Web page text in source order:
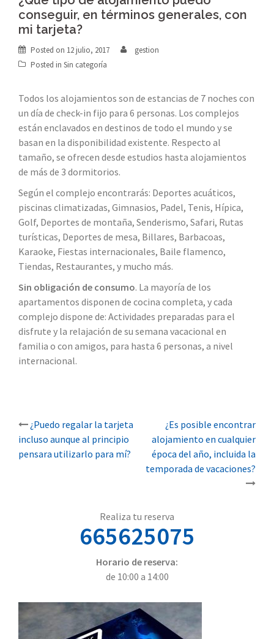
conseguir, en términos generales, con
mi tarjeta?
Posted on 12 julio, 2017
gestion
Posted in Sin categoría
Todos los alojamientos son de estancias de 7 noches con
un día de check-in fijo para 6 personas. Los complejos
están enclavados en destinos de todo el mundo y se
basan en la disponibilidad existente. Respecto al
tamaño, se ofrecen desde estudios hasta alojamientos
de más de 3 dormitorios.
Según el complejo encontrarás: Deportes acuáticos,
piscinas climatizadas, Gimnasios, Padel, Tenis, Hípica,
Golf, Deportes de montaña, Senderismo, Safari, Rutas
turísticas, Deportes de mesa, Billares, Barbacoas,
Karaoke, Fiestas internacionales, Baile flamenco,
Tiendas, Restaurantes, y mucho más.
Sin obligación de consumo. La mayoría de los
apartamentos disponen de cocina completa, y cada
complejo dispone de: Actividades preparadas para el
disfrute y la relajación de su semana vacacional en
familia o con amigos, para hasta 6 personas, a nivel
internacional.
Post
navigation
¿Puedo regalar la tarjeta
incluso aunque al principio
pensara utilizarlo para mí?
¿Es posible encontrar
alojamiento en cualquier
época del año, incluida la
temporada de vacaciones?
Realiza tu reserva
665625075
Horario de reserva:
de 10:00 a 14:00